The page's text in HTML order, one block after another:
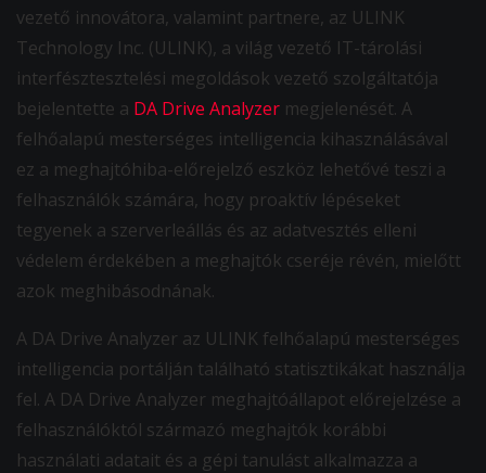
vezető innovátora, valamint partnere, az ULINK
Technology Inc. (ULINK), a világ vezető IT-tárolási
interfésztesztelési megoldások vezető szolgáltatója
bejelentette a DA Drive Analyzer megjelenését. A
felhőalapú mesterséges intelligencia kihasználásával
ez a meghajtóhiba-előrejelző eszköz lehetővé teszi a
felhasználók számára, hogy proaktív lépéseket
tegyenek a szerverleállás és az adatvesztés elleni
védelem érdekében a meghajtók cseréje révén, mielőtt
azok meghibásodnának.
A DA Drive Analyzer az ULINK felhőalapú mesterséges
intelligencia portálján található statisztikákat használja
fel. A DA Drive Analyzer meghajtóállapot előrejelzése a
felhasználóktól származó meghajtók korábbi
használati adatait és a gépi tanulást alkalmazza a